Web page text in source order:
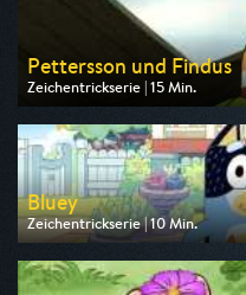
Pettersson und Findus
Zeichentrickserie | 15 Min.
Ausgestrahlt von ZDF
am 09.08.2026, 06:45
Bluey
Zeichentrickserie | 10 Min.
Ausgestrahlt von Disney Channel
am 07.08.2026, 17:10